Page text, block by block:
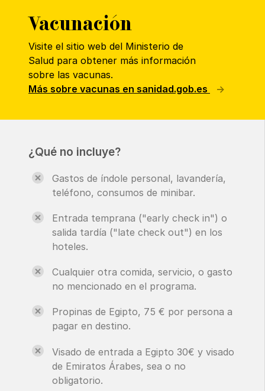
Vacunación
Visite el sitio web del Ministerio de
Salud para obtener más información
sobre las vacunas.
Más sobre vacunas en sanidad.gob.es
¿Qué no incluye?
Gastos de índole personal, lavandería,
teléfono, consumos de minibar.
Entrada temprana ("early check in") o
salida tardía ("late check out") en los
hoteles.
Cualquier otra comida, servicio, o gasto
no mencionado en el programa.
Propinas de Egipto, 75 € por persona a
pagar en destino.
Visado de entrada a Egipto 30€ y visado
de Emiratos Árabes, sea o no
obligatorio.